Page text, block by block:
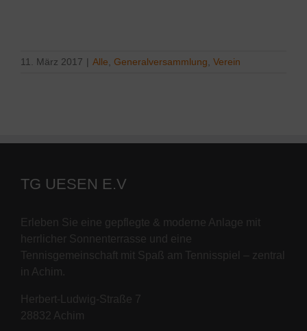
11. März 2017 | Alle Generalversammlung Verein
TG UESEN E.V
Erleben Sie eine gepflegte & moderne Anlage mit
herrlicher Sonnenterrasse und eine
Tennisgemeinschaft mit Spaß am Tennisspiel – zentral
in Achim.
Herbert-Ludwig-Straße 7
28832 Achim